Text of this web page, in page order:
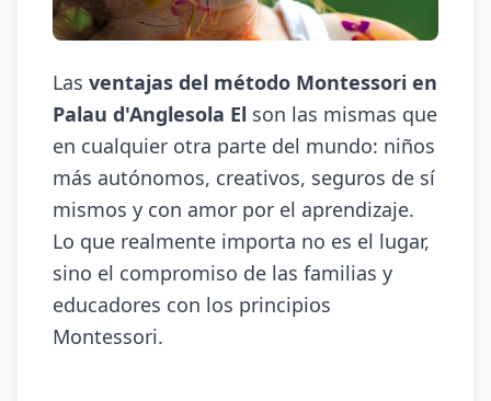
Las ventajas del método Montessori en
Palau d'Anglesola El son las mismas que
en cualquier otra parte del mundo: niños
más autónomos, creativos, seguros de sí
mismos y con amor por el aprendizaje.
Lo que realmente importa no es el lugar,
sino el compromiso de las familias y
educadores con los principios
Montessori.